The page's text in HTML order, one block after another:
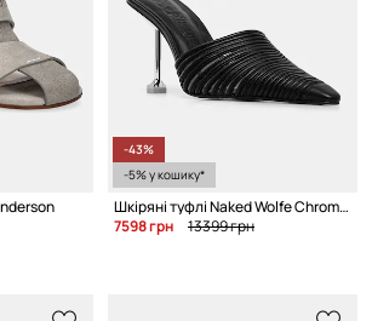
-43%
-5% у кошику*
Шкіряні туфлі Naked Wolfe Chromed
7598 грн
13399 грн